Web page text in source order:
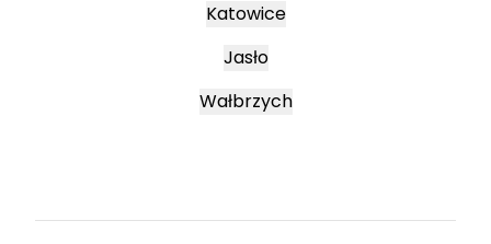
Katowice
Jasło
Wałbrzych